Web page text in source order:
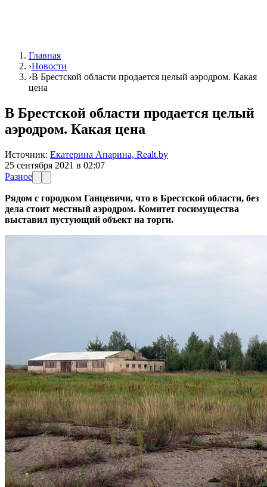
Главная
›Новости
›В Брестской области продается целый аэродром. Какая
цена
В Брестской области продается целый
аэродром. Какая цена
Источник: Екатерина Апарина, Realt.by
25 сентября 2021 в 02:07
Разное
Рядом с городком Ганцевичи, что в Брестской области, без
дела стоит местный аэродром. Комитет госимущества
выставил пустующий объект на торги.